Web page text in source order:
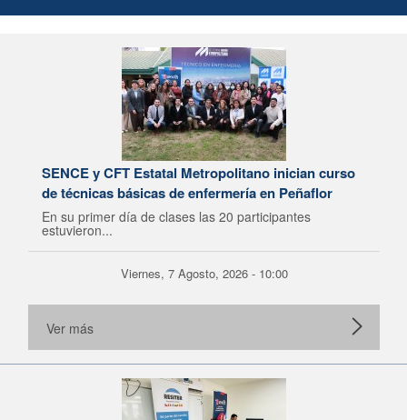
SENCE y CFT Estatal Metropolitano inician curso
de técnicas básicas de enfermería en Peñaflor
En su primer día de clases las 20 participantes
estuvieron...
Viernes, 7 Agosto, 2026 - 10:00
Ver más